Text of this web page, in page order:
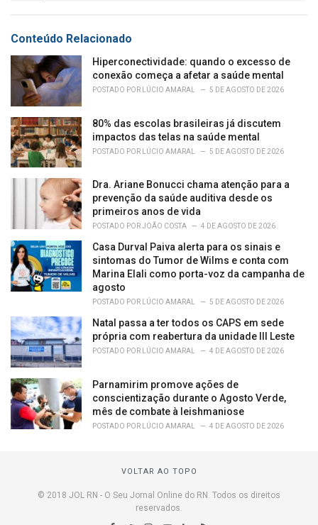
Conteúdo Relacionado
Hiperconectividade: quando o excesso de
conexão começa a afetar a saúde mental
POSTADO POR LÚCIO AMARAL 5 DE AGOSTO DE 2026
80% das escolas brasileiras já discutem
impactos das telas na saúde mental
POSTADO POR LÚCIO AMARAL 5 DE AGOSTO DE 2026
Dra. Ariane Bonucci chama atenção para a
prevenção da saúde auditiva desde os
primeiros anos de vida
POSTADO PORJOÃO COSTA 4 DE AGOSTO DE 2026
Casa Durval Paiva alerta para os sinais e
sintomas do Tumor de Wilms e conta com
Marina Elali como porta-voz da campanha de
agosto
POSTADO POR LÚCIO AMARAL 5 DE AGOSTO DE 2026
Natal passa a ter todos os CAPS em sede
própria com reabertura da unidade III Leste
POSTADO POR LÚCIO AMARAL 4 DE AGOSTO DE 2026
Parnamirim promove ações de
conscientização durante o Agosto Verde,
mês de combate à leishmaniose
POSTADO POR LÚCIO AMARAL 4 DE AGOSTO DE 2026
VOLTAR AO TOPO
© 2018 JOL RN - O Seu Jornal Online do RN. Todos os direitos
reservados.